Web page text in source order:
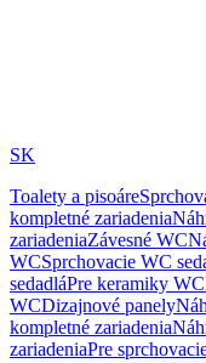
SK
Toalety a pisoáre
kompletné zariadenia
zariadeniaZávesné WC
WCSprchovacie WC
sedadláPre keramiky WC
WCDizajnové panely
kompletné zariadenia
zariadeniaPre